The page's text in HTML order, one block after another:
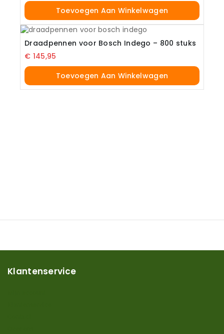
Toevoegen Aan Winkelwagen
Draadpennen voor Bosch Indego – 800 stuks
€ 145,95
Toevoegen Aan Winkelwagen
Klantenservice